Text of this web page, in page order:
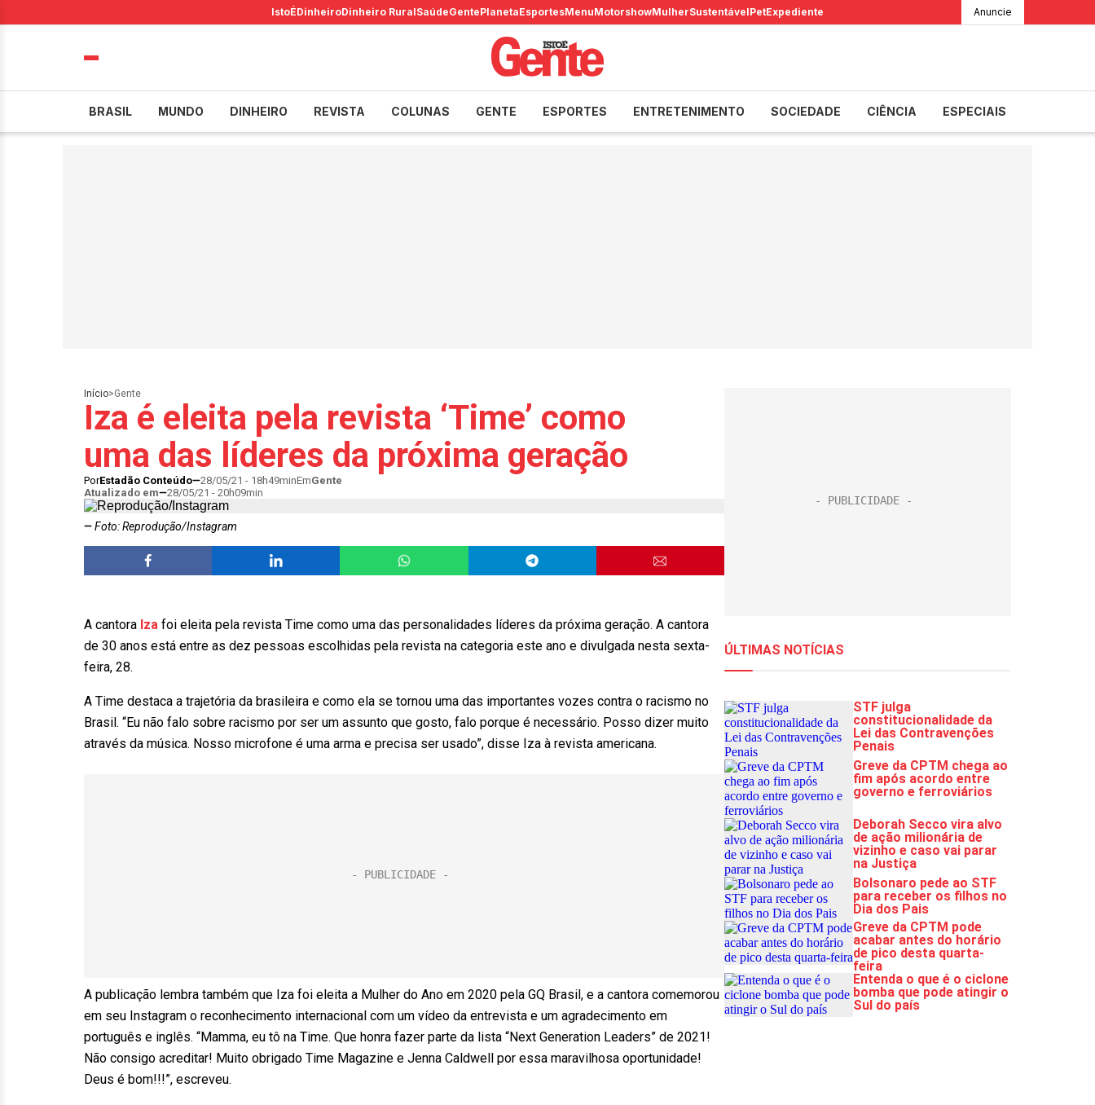
IstoÉDinheiroDinheiro RuralSaúdeGentePlanetaEsportesMenuMotorshowMulherSustentávelPetExpediente Anuncie
BRASIL MUNDO DINHEIRO REVISTA COLUNAS GENTE ESPORTES ENTRETENIMENTO SOCIEDADE CIÊNCIA ESPECIAIS
Início>Gente
Iza é eleita pela revista ‘Time’ como
uma das líderes da próxima geração
PorEstadão Conteúdo 28/05/21 - 18h49minEmGente
Atualizado em
28/05/21 - 20h09min
Foto: Reprodução/Instagram
A cantora Iza foi eleita pela revista Time como uma das personalidades líderes da próxima geração. A cantora
de 30 anos está entre as dez pessoas escolhidas pela revista na categoria este ano e divulgada nesta sexta-
feira, 28.
A Time destaca a trajetória da brasileira e como ela se tornou uma das importantes vozes contra o racismo no
Brasil. “Eu não falo sobre racismo por ser um assunto que gosto, falo porque é necessário. Posso dizer muito
através da música. Nosso microfone é uma arma e precisa ser usado”, disse Iza à revista americana.
A publicação lembra também que Iza foi eleita a Mulher do Ano em 2020 pela GQ Brasil, e a cantora comemorou
em seu Instagram o reconhecimento internacional com um vídeo da entrevista e um agradecimento em
português e inglês. “Mamma, eu tô na Time. Que honra fazer parte da lista “Next Generation Leaders” de 2021!
Não consigo acreditar! Muito obrigado Time Magazine e Jenna Caldwell por essa maravilhosa oportunidade!
Deus é bom!!!”, escreveu.